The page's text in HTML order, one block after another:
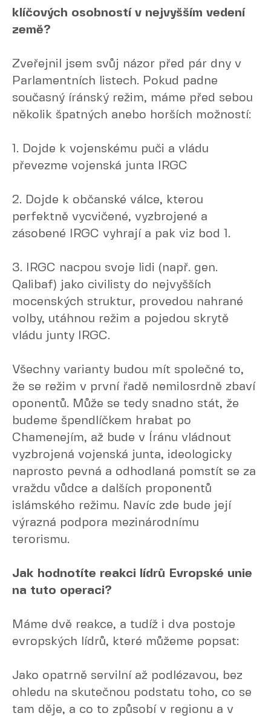
klíčových osobností v nejvyšším vedení
země?
Zveřejnil jsem svůj názor před pár dny v
Parlamentních listech. Pokud padne
současný íránský režim, máme před sebou
několik špatných anebo horších možností:
1. Dojde k vojenskému puči a vládu
převezme vojenská junta IRGC
2. Dojde k občanské válce, kterou
perfektně vycvičené, vyzbrojené a
zásobené IRGC vyhrají a pak viz bod 1.
3. IRGC nacpou svoje lidi (např. gen.
Qalibaf) jako civilisty do nejvyšších
mocenských struktur, provedou nahrané
volby, utáhnou režim a pojedou skrytě
vládu junty IRGC.
Všechny varianty budou mít společné to,
že se režim v první řadě nemilosrdně zbaví
oponentů. Může se tedy snadno stát, že
budeme špendlíčkem hrabat po
Chamenejím, až bude v Íránu vládnout
vyzbrojená vojenská junta, ideologicky
naprosto pevná a odhodlaná pomstít se za
vraždu vůdce a dalších proponentů
islámského režimu. Navíc zde bude její
výrazná podpora mezinárodnímu
terorismu.
Jak hodnotíte reakci lídrů Evropské unie
na tuto operaci?
Máme dvě reakce, a tudíž i dva postoje
evropských lídrů, které můžeme popsat:
Jako opatrně servilní až podlézavou, bez
ohledu na skutečnou podstatu toho, co se
tam děje, a co to způsobí v regionu a v